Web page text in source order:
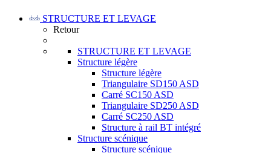
STRUCTURE ET LEVAGE
Retour
STRUCTURE ET LEVAGE
Structure légère
Structure légère
Triangulaire SD150 ASD
Carré SC150 ASD
Triangulaire SD250 ASD
Carré SC250 ASD
Structure à rail BT intégré
Structure scénique
Structure scénique